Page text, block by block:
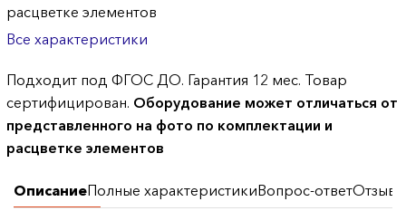
расцветке элементов
Все характеристики
Подходит под ФГОС ДО. Гарантия 12 мес. Товар
сертифицирован. Оборудование может отличаться от
представленного на фото по комплектации и
расцветке элементов
ОписаниеПолные характеристикиВопрос-ответОтзывы